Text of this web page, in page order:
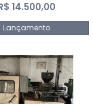
14.500,00
Lançamento